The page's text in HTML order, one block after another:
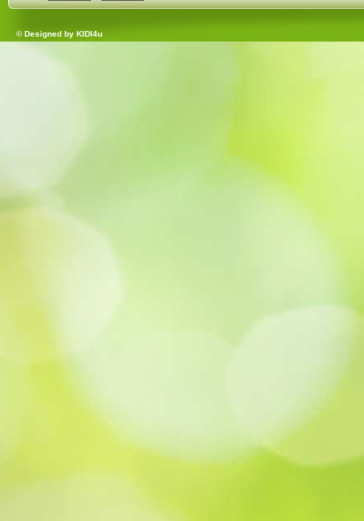
© Designed by KIDI4u